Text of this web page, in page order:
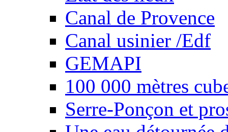
Canal de Provence
Canal usinier /Edf
GEMAPI
100 000 mètres
Serre-Ponçon et